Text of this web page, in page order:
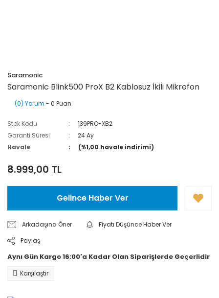
Saramonic
Saramonic Blink500 ProX B2 Kablosuz İkili Mikrofon
(0) Yorum - 0 Puan
Stok Kodu
139PRO-XB2
Garanti Süresi
24 Ay
Havale
(%1,00 havale indirimi)
8.999,00 TL
Gelince Haber Ver
Arkadaşına Öner
Fiyatı Düşünce Haber Ver
Paylaş
Aynı Gün Kargo 16:00'a Kadar Olan Siparişlerde Geçerlidir
Karşılaştır